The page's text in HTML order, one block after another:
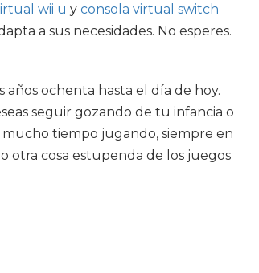
wii u y consola virtual switch
a sus necesidades. No esperes.
años ochenta hasta el día de hoy.
seguir gozando de tu infancia o
tiempo jugando, siempre en
otra cosa estupenda de los juegos